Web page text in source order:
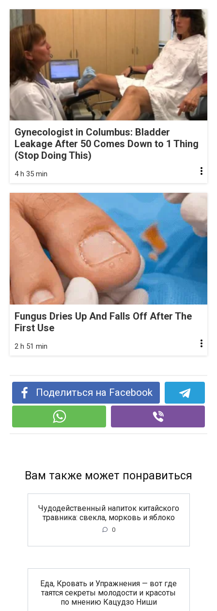
Gynecologist in Columbus: Bladder
Leakage After 50 Comes Down to 1 Thing
(Stop Doing This)
4 h 35 min
Fungus Dries Up And Falls Off After The
First Use
2 h 51 min
Поделиться на Facebook
Вам также может понравиться
Чудодейственный напиток китайского
травника: свекла, морковь и яблоко
0
Еда, Кровать и Упражнения — вот где
таятся секреты молодости и красоты
по мнению Кацудзо Ниши